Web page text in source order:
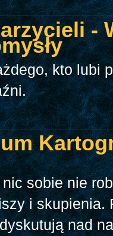
-
kto lubi
sobie nie
i skupienia.
nad